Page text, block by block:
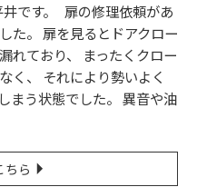
井です。 扉の修理依頼があ
た。 扉を見るとドアクロー
れており、 まったくクロー
く、 それにより勢いよく
まう状態でした。 異音や油
ちら